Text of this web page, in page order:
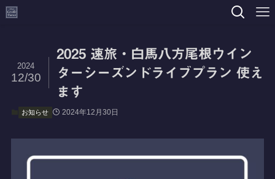
2025 速旅・白馬八方尾根ウイン
ターシーズンドライブプラン 使え
ます
2024
12/30
お知らせ 2024年12月30日